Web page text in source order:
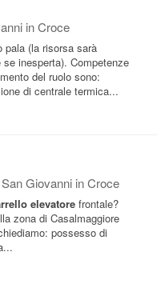
in Croce
pala (la risorsa sarà
inesperta). Competenze
del ruolo sono:
di centrale termica...
Giovanni in Croce
elevatore frontale?
zona di Casalmaggiore
possesso di